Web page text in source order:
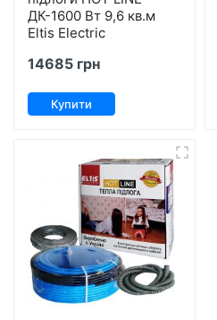
ДК-1600 Вт 9,6 кв.м
Eltis Electric
14685 грн
Купити